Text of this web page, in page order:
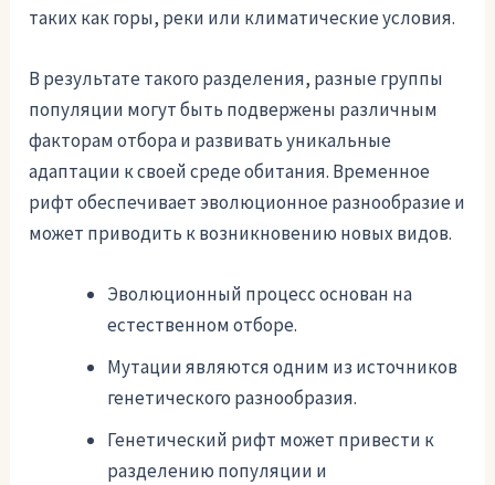
таких как горы, реки или климатические условия.
В результате такого разделения, разные группы
популяции могут быть подвержены различным
факторам отбора и развивать уникальные
адаптации к своей среде обитания. Временное
рифт обеспечивает эволюционное разнообразие и
может приводить к возникновению новых видов.
Эволюционный процесс основан на
естественном отборе.
Мутации являются одним из источников
генетического разнообразия.
Генетический рифт может привести к
разделению популяции и